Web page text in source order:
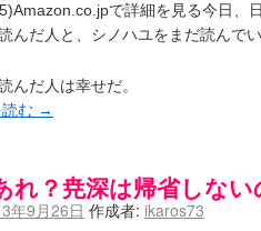
で詳細を見る今日、
んだ人と、シノハユをまだ読んでい
んだ人は幸せだ。
む →
？尭深は帰省しない
年9月26日 作成者: ikaros73